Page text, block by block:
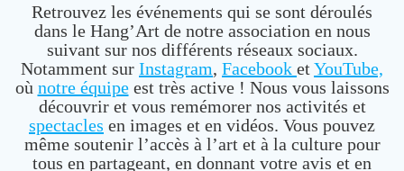
Retrouvez les événements qui se sont déroulés
dans le Hang’Art de notre association en nous
suivant sur nos différents réseaux sociaux.
Notamment sur Instagram, Facebook et YouTube,
où notre équipeest très active ! Nous vous laissons
découvrir et vous remémorer nos activités et
spectacles en images et en vidéos. Vous pouvez
même soutenir l’accès à l’art et à la culture pour
tous en partageant, en donnant votre avis et en